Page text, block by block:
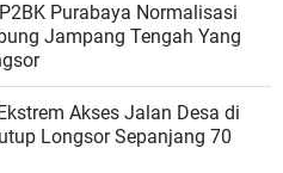
Purabaya Normalisasi
Jampang Tengah Yang
Akses Jalan Desa di
Longsor Sepanjang 70